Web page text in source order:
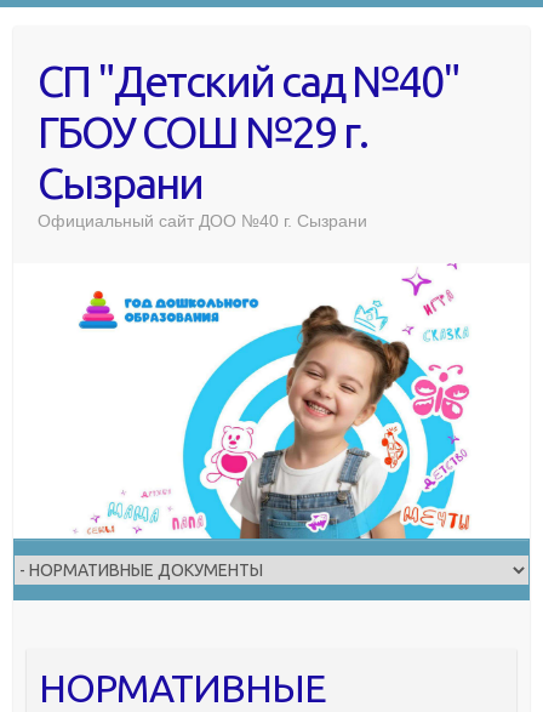
СП "Детский сад №40"
ГБОУ СОШ №29 г.
Сызрани
Официальный сайт ДОО №40 г. Сызрани
НОРМАТИВНЫЕ